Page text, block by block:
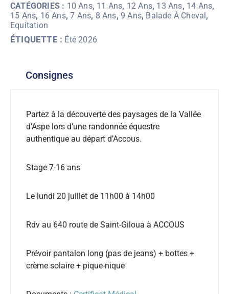
CATÉGORIES : 10 Ans, 11 Ans, 12 Ans, 13 Ans, 14 Ans,
15 Ans, 16 Ans,7 Ans, 8 Ans,9 Ans, Balade À Cheval,
Equitation
ÉTIQUETTE : Été 2026
Consignes
Partez à la découverte des paysages de la Vallée
d’Aspe lors d’une randonnée équestre
authentique au départ d’Accous.
Stage 7-16 ans
Le lundi 20 juillet de 11h00 à 14h00
Rdv au 640 route de Saint-Giloua à ACCOUS
Prévoir pantalon long (pas de jeans) + bottes +
crème solaire + pique-nique